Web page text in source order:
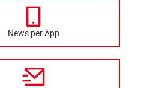
News per App